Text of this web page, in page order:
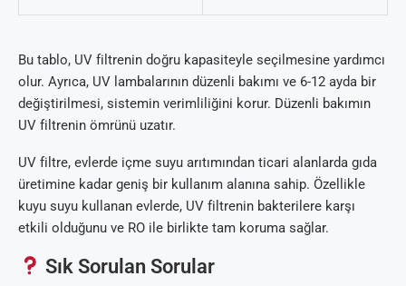
Bu tablo, UV filtrenin doğru kapasiteyle seçilmesine yardımcı
olur. Ayrıca, UV lambalarının düzenli bakımı ve 6-12 ayda bir
değiştirilmesi, sistemin verimliliğini korur. Düzenli bakımın
UV filtrenin ömrünü uzatır.
UV filtre, evlerde içme suyu arıtımından ticari alanlarda gıda
üretimine kadar geniş bir kullanım alanına sahip. Özellikle
kuyu suyu kullanan evlerde, UV filtrenin bakterilere karşı
etkili olduğunu ve RO ile birlikte tam koruma sağlar.
Sık Sorulan Sorular